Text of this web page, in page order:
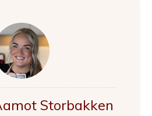
Storbakken